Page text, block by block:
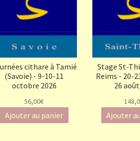
cithare à Tamié
(Savoie) - 9-10-11
octobre 2026
56,00€
Ajouter au panier
Stage St-
Reims - 20-
26
Ajouter